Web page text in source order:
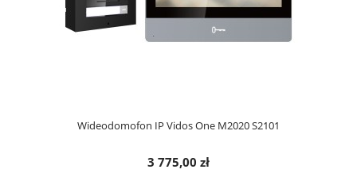
Wideodomofon IP Vidos One M2020 S2101
3 775,00 zł